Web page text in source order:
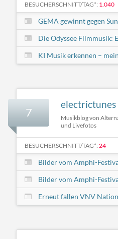
BESUCHERSCHNITT/TAG*: 1.040
GEMA gewinnt gegen
Die Odyssee Filmmusik:
KI Musik erkennen –
7
electrictunes
Musikblog von
und Livefotos
BESUCHERSCHNITT/TAG*: 24
Bilder vom Amphi-
Bilder vom Amphi-
Erneut fallen VNV